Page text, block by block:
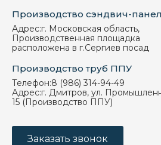
Производство сэндвич-
Адрес:г. Московская область,
Производственная площадка
расположена в г.Сергиев посад
Производство труб ППУ
Телефон:8 (986) 314-94-49
Адрес:г. Дмитров, ул.
15 (Производство ППУ)
Заказать звонок